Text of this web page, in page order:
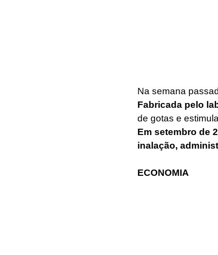
Na semana
Fabricada pelo
de gotas e
Em setembro de
inalação,
ECONOMIA